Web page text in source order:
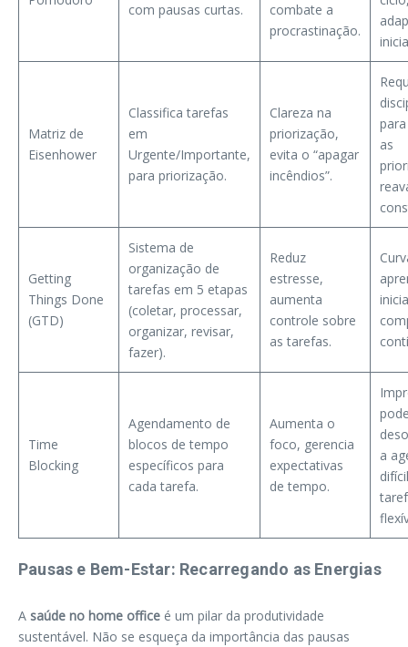
com pausas curtas.
combate a
procrastinação.
Matriz de
Eisenhower
Classifica tarefas
em
Urgente/Importante,
para priorização.
Clareza na
priorização,
evita o “apagar
incêndios”.
as
Getting
Things Done
(GTD)
Sistema de
organização de
tarefas em 5 etapas
(coletar, processar,
organizar, revisar,
fazer).
Reduz
estresse,
aumenta
controle sobre
as tarefas.
Time
Blocking
Agendamento de
blocos de tempo
específicos para
cada tarefa.
Aumenta o
foco, gerencia
expectativas
de tempo.
a
Pausas e Bem-Estar: Recarregando as Energias
A saúde no home office é um pilar da produtividade
sustentável. Não se esqueça da importância das pausas